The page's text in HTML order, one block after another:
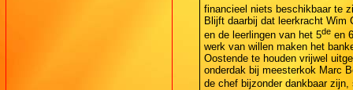
financieel niets beschikbaar te
Blijft daarbij dat leerkracht Wim
en de leerlingen van het 5deen 6
werk van willen maken het
Oostende te houden vrijwel
onderdak bij meesterkok Marc
de chef bijzonder dankbaar